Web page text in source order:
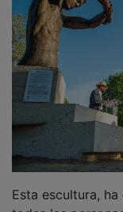
todas las